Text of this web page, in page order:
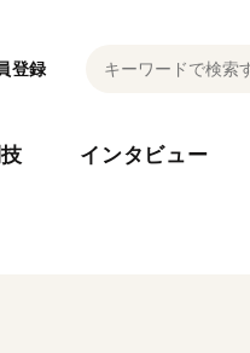
登録
インタビュー